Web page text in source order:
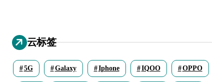
云标签
5G Galaxy Iphone IQOO OPPO